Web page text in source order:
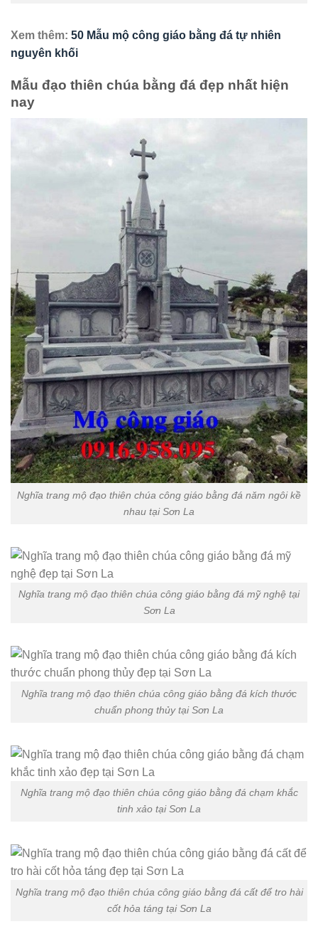
Xem thêm: 50 Mẫu mộ công giáo bằng đá tự nhiên
nguyên khối
Mẫu đạo thiên chúa bằng đá đẹp nhất hiện
nay
Nghĩa trang mộ đạo thiên chúa công giáo bằng đá năm ngôi kề
nhau tại Sơn La
Nghĩa trang mộ đạo thiên chúa công giáo bằng đá mỹ nghệ tại
Sơn La
Nghĩa trang mộ đạo thiên chúa công giáo bằng đá kích thước
chuẩn phong thủy tại Sơn La
Nghĩa trang mộ đạo thiên chúa công giáo bằng đá chạm khắc
tinh xảo tại Sơn La
Nghĩa trang mộ đạo thiên chúa công giáo bằng đá cất để tro hài
cốt hỏa táng tại Sơn La